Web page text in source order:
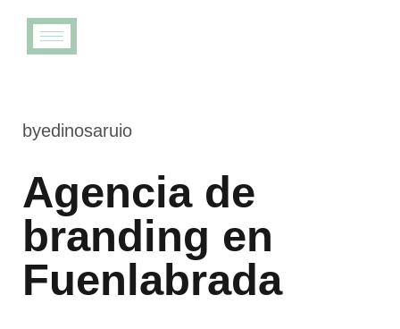
byedinosaruio
Agencia de
branding en
Fuenlabrada